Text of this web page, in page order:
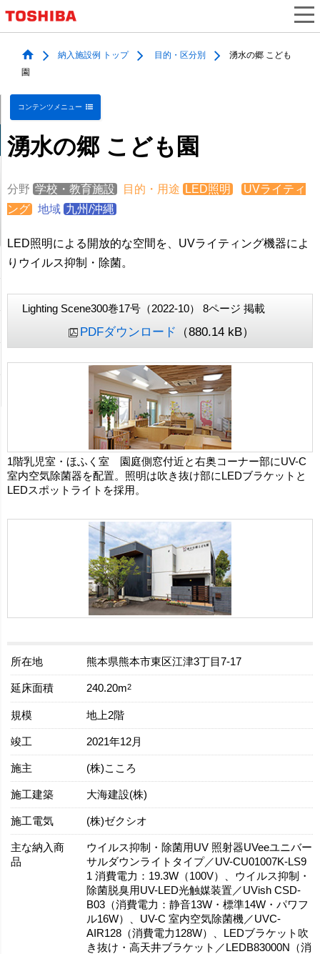
納入施設例 トップ 目的・区分別
湧水の郷 こども
園
コンテンツメニュー
湧水の郷 こども園
分野 学校・教育施設 目的・用途 LED照明
UVライティ
ング
地域 九州/沖縄
LED照明による開放的な空間を、UVライティング機器によ
りウイルス抑制・除菌。
Lighting Scene300巻17号（2022-10） 8ページ 掲載
PDFダウンロード （880.14 kB）
1階乳児室・ほふく室 園庭側窓付近と右奥コーナー部にUV-C
室内空気除菌器を配置。照明は吹き抜け部にLEDブラケットと
LEDスポットライトを採用。
所在地 熊本県熊本市東区江津3丁目7-17
延床面積 240.20m2
規模 地上2階
竣工 2021年12月
施主 (株)こころ
施工建築 大海建設(株)
施工電気 (株)ゼクシオ
主な納入商
品
ウイルス抑制・除菌用UV 照射器UVeeユニバー
サルダウンライトタイプ／UV-CU01007K-LS9
1 消費電力：19.3W（100V）、ウイルス抑制・
除菌脱臭用UV-LED光触媒装置／UVish CSD-
B03（消費電力：静音13W・標準14W・パワフ
ル16W）、UV-C 室内空気除菌機／UVC-
AIR128（消費電力128W）、LEDブラケット吹
き抜け・高天井ブラケット／LEDB83000N（消